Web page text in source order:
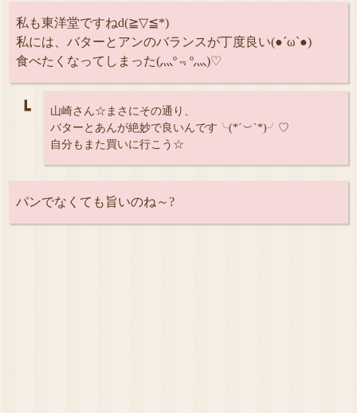
私も東洋堂ですねd(≧▽≦*)
私には、バターとアンのバランスが丁度良い(●´ω`●)
食べたくなってしまった(灬º﹃º灬)♡
┗
山崎さん☆まさにその通り、
バターとあんが絶妙で良いんです╰(*´︶`*)╯♡
自分もまた買いに行こう☆
パンでなくても旨いのね～?